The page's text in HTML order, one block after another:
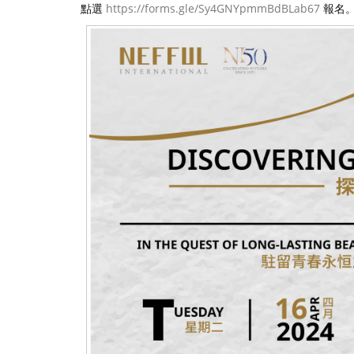
點選 https://forms.gle/Sy4GNYpmmBdBLab67 報名